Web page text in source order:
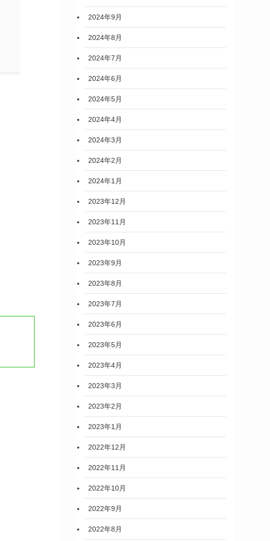
2024年9月
2024年8月
2024年7月
2024年6月
2024年5月
2024年4月
2024年3月
2024年2月
2024年1月
2023年12月
2023年11月
2023年10月
2023年9月
2023年8月
2023年7月
2023年6月
2023年5月
2023年4月
2023年3月
2023年2月
2023年1月
2022年12月
2022年11月
2022年10月
2022年9月
2022年8月